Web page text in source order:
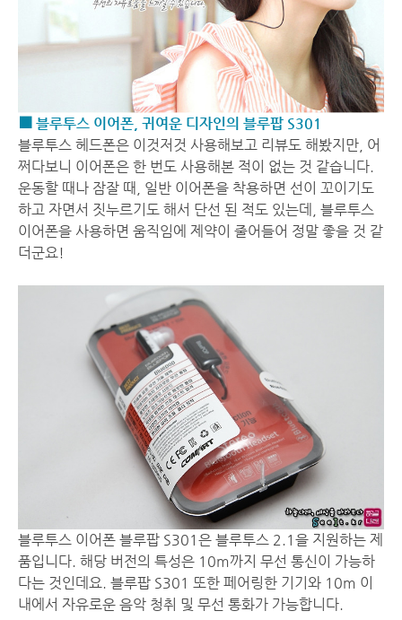
■ 블루투스 이어폰, 귀여운 디자인의 블루팝 S301
블루투스 헤드폰은 이것저것 사용해보고 리뷰도 해봤지만, 어
쩌다보니 이어폰은 한 번도 사용해본 적이 없는 것 같습니다.
운동할 때나 잠잘 때, 일반 이어폰을 착용하면 선이 꼬이기도
하고 자면서 짓누르기도 해서 단선 된 적도 있는데, 블루투스
이어폰을 사용하면 움직임에 제약이 줄어들어 정말 좋을 것 같
더군요!
블루투스 이어폰 블루팝 S301은 블루투스 2.1을 지원하는 제
품입니다. 해당 버전의 특성은 10m까지 무선 통신이 가능하
다는 것인데요. 블루팝 S301 또한 페어링한 기기와 10m 이
내에서 자유로운 음악 청취 및 무선 통화가 가능합니다.